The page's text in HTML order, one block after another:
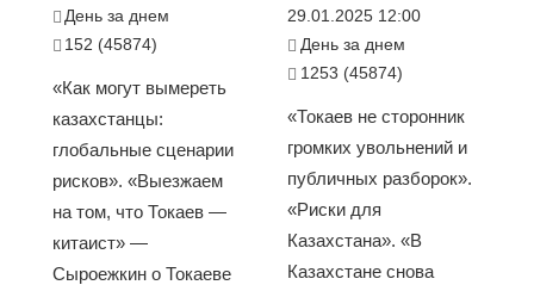
День за днем
152 (45874)
«Как могут вымереть
казахстанцы:
глобальные сценарии
рисков». «Выезжаем
на том, что Токаев —
китаист» —
Сыроежкин о Токаеве
29.01.2025 12:00
День за днем
1253 (45874)
«Токаев не сторонник
громких увольнений и
публичных разборок».
«Риски для
Казахстана». «В
Казахстане снова